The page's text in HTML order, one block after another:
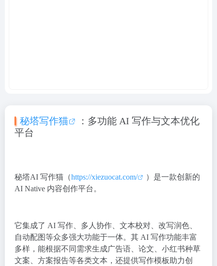
秘塔写作猫
：多功能 AI 写作与文本优化
平台
秘塔AI 写作猫（https://xiezuocat.com/
）是一款创新的
AI Native 内容创作平台。
它集成了 AI 写作、多人协作、文本校对、改写润色、
自动配图等众多强大功能于一体。其 AI 写作功能丰富
多样，能根据不同需求生成广告语、论文、小红书种草
文案、方案报告等各类文本，还提供写作模板助力创